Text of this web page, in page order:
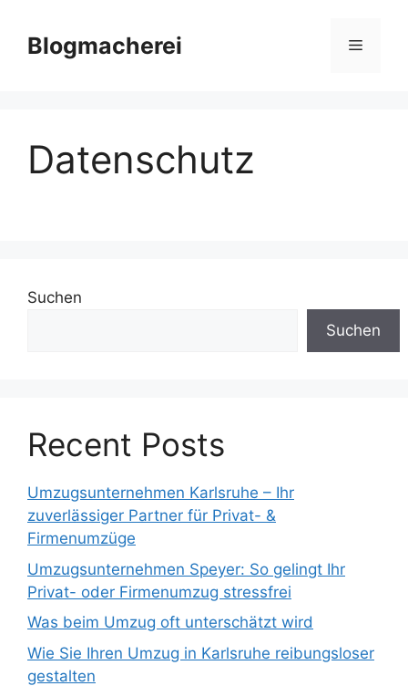
Inhalt
springen
Blogmacherei Menü
Datenschutz
Suchen
Suchen
Recent Posts
Umzugsunternehmen Karlsruhe – Ihr
zuverlässiger Partner für Privat- &
Firmenumzüge
Umzugsunternehmen Speyer: So gelingt Ihr
Privat- oder Firmenumzug stressfrei
Was beim Umzug oft unterschätzt wird
Wie Sie Ihren Umzug in Karlsruhe reibungsloser
gestalten